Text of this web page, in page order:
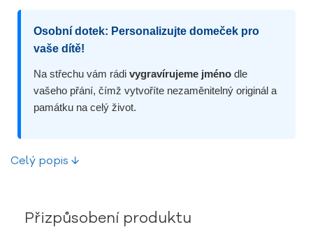
Osobní dotek: Personalizujte domeček pro
vaše dítě!
Na střechu vám rádi vygravírujeme jméno dle
vašeho přání, čímž vytvoříte nezaměnitelný originál a
památku na celý život.
Celý popis ↓
Přizpůsobení produktu